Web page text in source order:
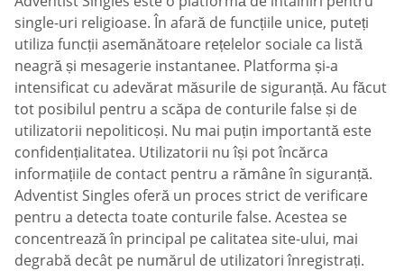
single-uri religioase. În afară de funcțiile unice, puteți
utiliza funcții asemănătoare rețelelor sociale ca listă
neagră și mesagerie instantanee. Platforma și-a
intensificat cu adevărat măsurile de siguranță. Au făcut
tot posibilul pentru a scăpa de conturile false și de
utilizatorii nepoliticoși. Nu mai puțin importantă este
confidențialitatea. Utilizatorii nu își pot încărca
informațiile de contact pentru a rămâne în siguranță.
Adventist Singles oferă un proces strict de verificare
pentru a detecta toate conturile false. Acestea se
concentrează în principal pe calitatea site-ului, mai
degrabă decât pe numărul de utilizatori înregistrați.